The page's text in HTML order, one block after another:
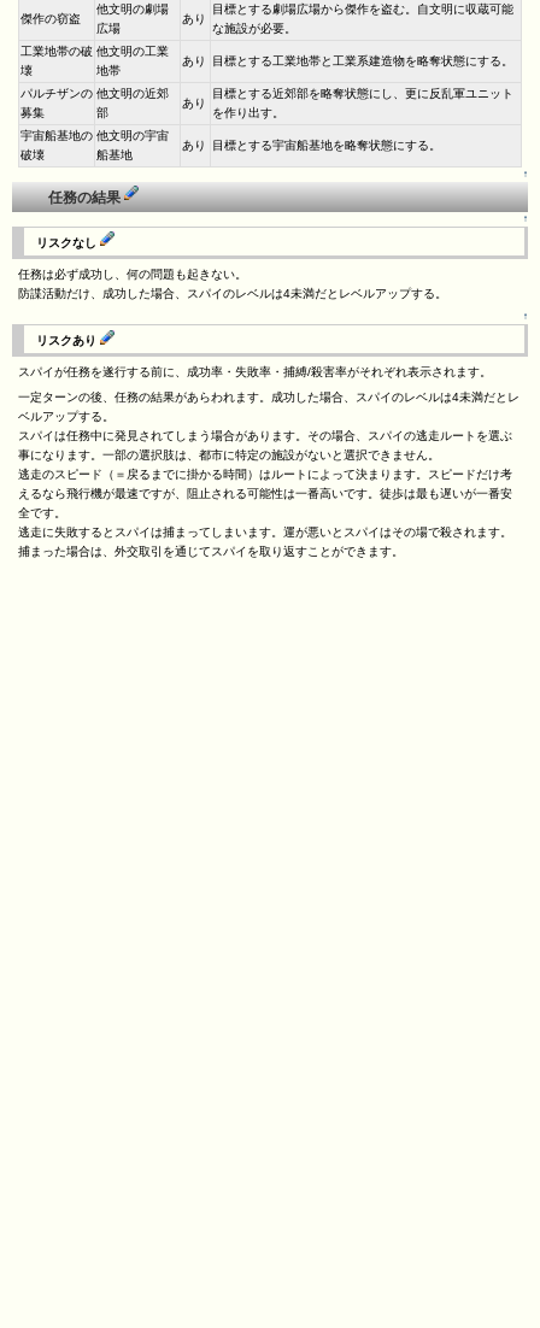
傑作の窃盗
他文明の劇場
広場
あり
目標とする劇場広場から傑作を盗む。自文明に収蔵可能
な施設が必要。
工業地帯の破
壊
他文明の工業
地帯
あり 目標とする工業地帯と工業系建造物を略奪状態にする。
パルチザンの
募集
他文明の近郊
部
あり
目標とする近郊部を略奪状態にし、更に反乱軍ユニット
を作り出す。
宇宙船基地の
破壊
他文明の宇宙
船基地
あり 目標とする宇宙船基地を略奪状態にする。
↑
任務の結果
↑
リスクなし
任務は必ず成功し、何の問題も起きない。
防諜活動だけ、成功した場合、スパイのレベルは4未満だとレベルアップする。
↑
リスクあり
スパイが任務を遂行する前に、成功率・失敗率・捕縛/殺害率がそれぞれ表示されます。
一定ターンの後、任務の結果があらわれます。成功した場合、スパイのレベルは4未満だとレ
ベルアップする。
スパイは任務中に発見されてしまう場合があります。その場合、スパイの逃走ルートを選ぶ
事になります。一部の選択肢は、都市に特定の施設がないと選択できません。
逃走のスピード（＝戻るまでに掛かる時間）はルートによって決まります。スピードだけ考
えるなら飛行機が最速ですが、阻止される可能性は一番高いです。徒歩は最も遅いが一番安
全です。
逃走に失敗するとスパイは捕まってしまいます。運が悪いとスパイはその場で殺されます。
捕まった場合は、外交取引を通じてスパイを取り返すことができます。